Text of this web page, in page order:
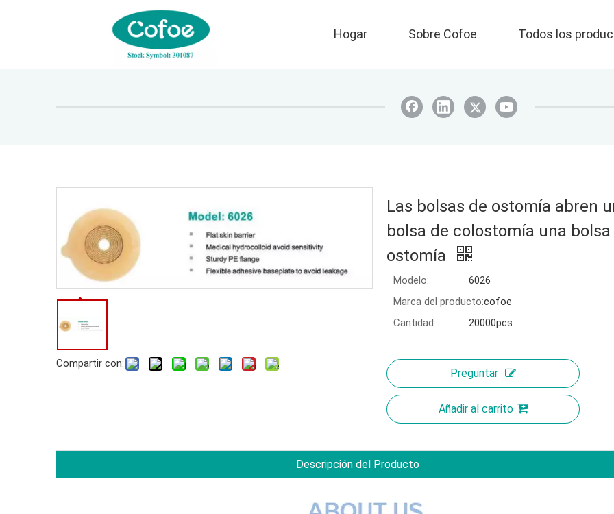
Hogar Sobre Cofoe Todos los
Compartir con:
Las bolsas de ostomía abren
bolsa de colostomía una bolsa
ostomía
Modelo:
6026
Marca del producto:cofoe
Cantidad:
20000pcs
Preguntar
Añadir al carrito
Descripción del Producto